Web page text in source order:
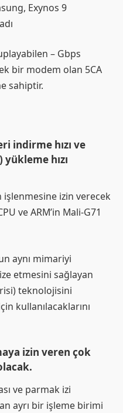
Exynos 9
– Gbps
bir modem olan 5CA
sahiptir.
indirme hızı ve
hızı
işlenmesine izin verecek
ve ARM’in Mali-G71
aynı mimariyi
etmesini sağlayan
teknolojisini
kullanılacaklarını
izin veren çok
ve parmak izi
ayrı bir işleme birimi